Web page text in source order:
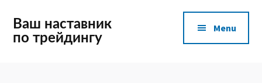
main
Additional
menu
Ваш наставник
по трейдингу
Menu